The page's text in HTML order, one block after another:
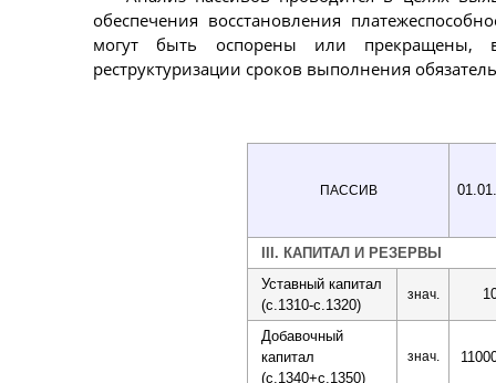
обеспечения восстановления
могут быть оспорены или прекращены,
реструктуризации сроков выполнения
ПАССИВ
III. КАПИТАЛ И РЕЗЕРВЫ
Уставный капитал
(с.1310-с.1320)
знач.
Добавочный
капитал
(с.1340+с.1350)
знач.